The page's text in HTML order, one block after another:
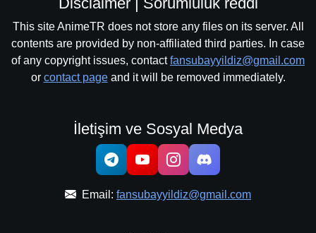
This site AnimeTR does not store any files on its server. All
contents are provided by non-affiliated third parties. In case
of any copyright issues, contactfansubayyildiz@gmail.com
or contact pageand it will be removed immediately.
İletişim ve Sosyal Medya
Email: fansubayyildiz@gmail.com